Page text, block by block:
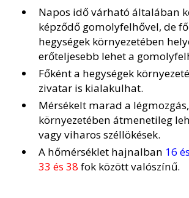
Napos idő várható általában
képződő gomolyfelhővel, de
hegységek környezetében
erőteljesebb lehet a
Főként a hegységek
zivatar is kialakulhat.
Mérsékelt marad a
környezetében átmenetileg
vagy viharos széllökések.
A hőmérséklet hajnalban 16
33 és 38 fok között valószínű.